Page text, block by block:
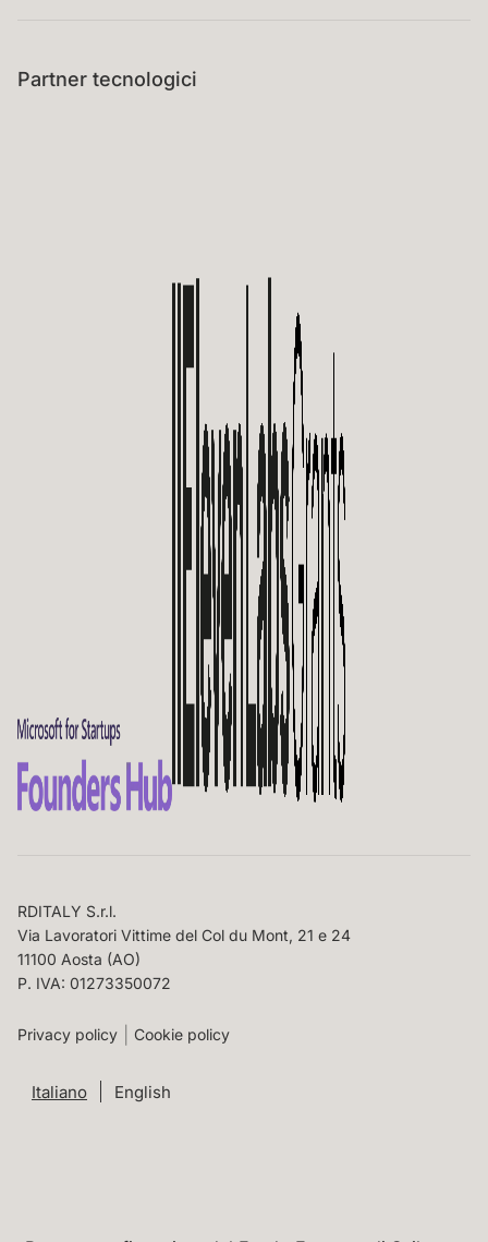
Partner tecnologici
RDITALY S.r.l.
Via Lavoratori Vittime del Col du Mont, 21 e 24
11100 Aosta (AO)
P. IVA: 01273350072
Privacy policy Cookie policy
Italiano English